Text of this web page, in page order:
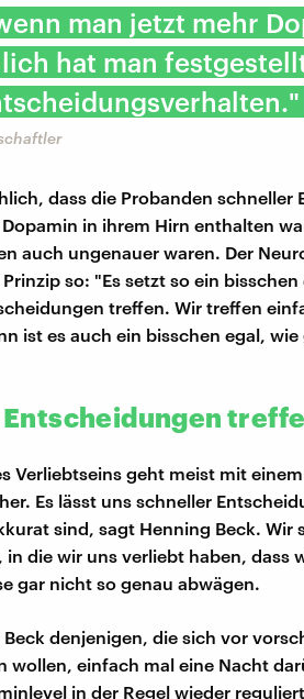
man jetzt mehr
hat man
dass die Probanden schneller
in ihrem Hirn enthalten
auch ungenauer waren. Der
so: "Es setzt so ein
treffen. Wir treffen
ist es auch ein bisschen egal, wie
Verliebtseins geht meist mit
Es lässt uns schneller
sind, sagt Henning Beck. Wir
die wir uns verliebt haben, dass
gar nicht so genau abwägen.
denjenigen, die sich vor
wollen, einfach mal eine Nacht
in der Regel wieder